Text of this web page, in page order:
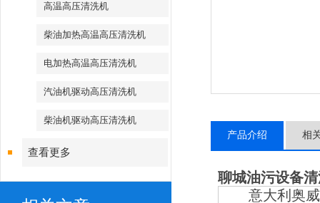
高温高压清洗机
柴油加热高温高压清洗机
电加热高温高压清洗机
汽油机驱动高压清洗机
柴油机驱动高压清洗机
查看更多
产品介绍 相
聊城油污设备
意大利奥威